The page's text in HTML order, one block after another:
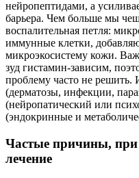
нейропептидами, а
барьера. Чем больше мы
воспалительная петля:
иммунные клетки,
микроэкосистему кожи.
зуд гистамин-зависим,
проблему часто не
(дерматозы, инфекции,
(нейропатический или
(эндокринные и
Частые причины,
лечение